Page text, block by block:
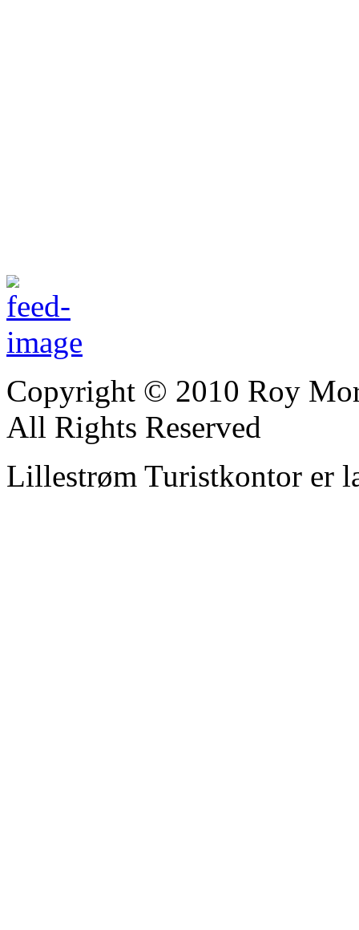
Copyright © 2010 Roy
All Rights Reserved
Lillestrøm Turistkontor er